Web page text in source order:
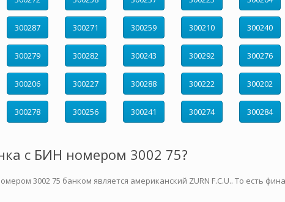
300287 300271 300259 300210 300240
300279 300282 300243 300292 300276
300206 300227 300288 300222 300202
300278 300256 300241 300274 300284
с БИН номером 3002 75?
3002 75 банком является американский ZURN F.C.U.. То есть